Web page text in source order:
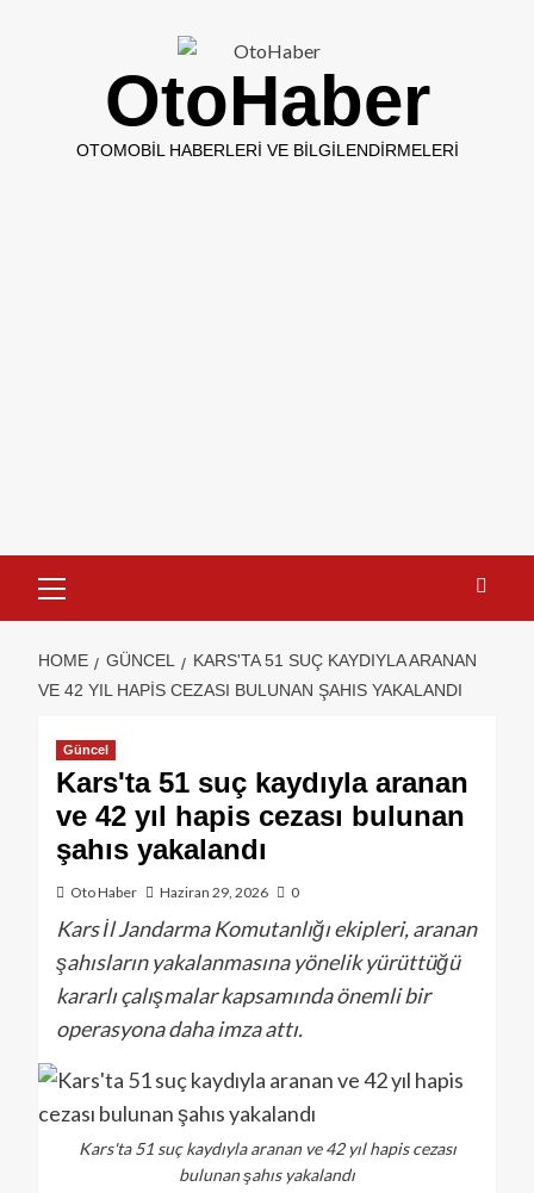
OtoHaber
OTOMOBIL HABERLERI VE BILGILENDIRMELERI
HOME GÜNCEL
KARS'TA 51 SUÇ KAYDIYLA ARANAN
VE 42 YIL HAPIS CEZASI BULUNAN ŞAHIS YAKALANDI
Güncel
Kars'ta 51 suç kaydıyla aranan
ve 42 yıl hapis cezası bulunan
şahıs yakalandı
Oto Haber Haziran 29, 2026 0
Kars İl Jandarma Komutanlığı ekipleri, aranan
şahısların yakalanmasına yönelik yürüttüğü
kararlı çalışmalar kapsamında önemli bir
operasyona daha imza attı.
Kars'ta 51 suç kaydıyla aranan ve 42 yıl hapis cezası
bulunan şahıs yakalandı